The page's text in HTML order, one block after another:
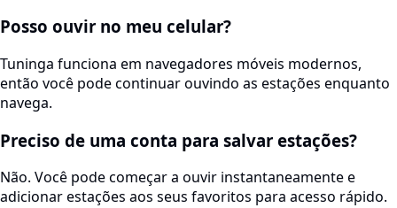
Posso ouvir no meu celular?
Tuninga funciona em navegadores móveis modernos,
então você pode continuar ouvindo as estações enquanto
navega.
Preciso de uma conta para salvar estações?
Não. Você pode começar a ouvir instantaneamente e
adicionar estações aos seus favoritos para acesso rápido.